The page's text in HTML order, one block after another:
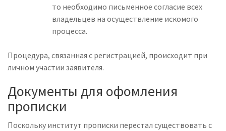
то необходимо письменное согласие всех
владельцев на осуществление искомого
процесса.
Процедура, связанная с регистрацией, происходит при
личном участии заявителя.
Документы для офомления
прописки
Поскольку институт прописки перестал существовать с